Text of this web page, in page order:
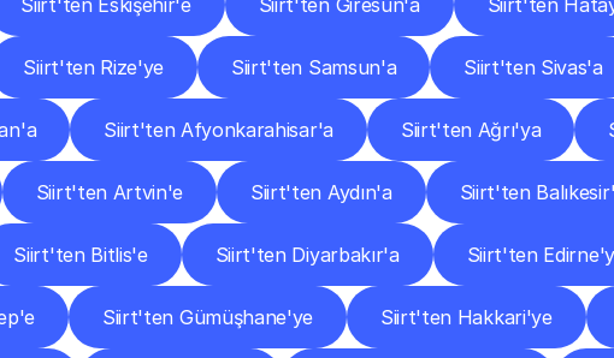
Siirt'ten Eskişehir'e Siirt'ten Giresun'a Siirt'ten
Siirt'ten Rize'ye Siirt'ten Samsun'a Siirt'ten Sivas'a
Siirt'ten Afyonkarahisar'a Siirt'ten Ağrı'ya
Siirt'ten Artvin'e Siirt'ten Aydın'a Siirt'ten
Siirt'ten Bitlis'e Siirt'ten Diyarbakır'a Siirt'ten
Siirt'ten Gümüşhane'ye Siirt'ten Hakkari'ye